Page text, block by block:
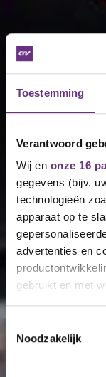
Toestemming
Verantwoord
Wij en onze 16
gegevens (bijv.
technologieën
apparaat op te
advertenties en
gebruikt en met
Informatie
Uw
Noodzakelijk